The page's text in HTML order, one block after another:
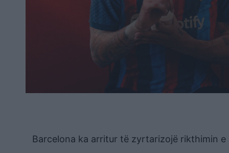
Barcelona ka arritur të zyrtarizojë rikthimin e